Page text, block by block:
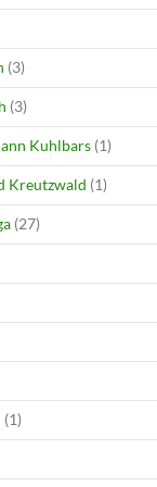
(3)
(3)
Kuhlbars (1)
Kreutzwald (1)
(27)
(1)